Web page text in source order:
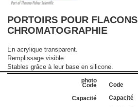
PORTOIRS POUR FLACONS
CHROMATOGRAPHIE
En acrylique transparent.
Remplissage visible.
Stables grâce à leur base en silicone.
Code
Capacité